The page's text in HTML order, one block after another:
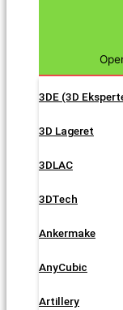
3DE (3D
3D Lageret
3DLAC
3DTech
Ankermake
AnyCubic
Artillery